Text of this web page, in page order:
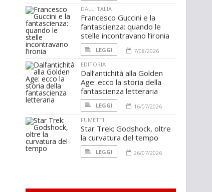
DALL'ITALIA
Francesco Guccini e la
fantascienza: quando le
stelle incontravano l’ironia
LEGGI
7/08/2026
EDITORIA
Dall’antichità alla Golden
Age: ecco la storia della
fantascienza letteraria
LEGGI
16/07/2026
FUMETTI
Star Trek: Godshock, oltre
la curvatura del tempo
LEGGI 26/07/2026